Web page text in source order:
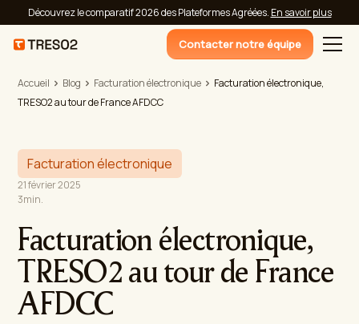
Découvrez le comparatif 2026 des Plateformes Agréées. En savoir plus
Contacter notre équipe
Accueil Blog Facturation électronique
Facturation électronique,
TRESO2 au tour de France AFDCC
Facturation électronique
21 février 2025
3min.
Facturation électronique,
TRESO2 au tour de France
AFDCC